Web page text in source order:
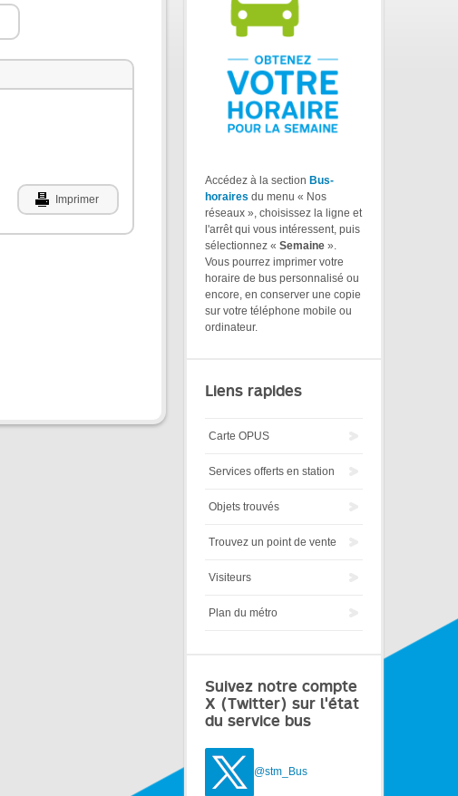
Imprimer
Accédez à la section Bus-
horaires du menu « Nos
réseaux », choisissez la ligne et
l'arrêt qui vous intéressent, puis
sélectionnez « Semaine ».
Vous pourrez imprimer votre
horaire de bus personnalisé ou
encore, en conserver une copie
sur votre téléphone mobile ou
ordinateur.
Liens rapides
Carte OPUS
Services offerts en station
Objets trouvés
Trouvez un point de vente
Visiteurs
Plan du métro
Suivez notre compte
X (Twitter) sur l'état
du service bus
@stm_Bus